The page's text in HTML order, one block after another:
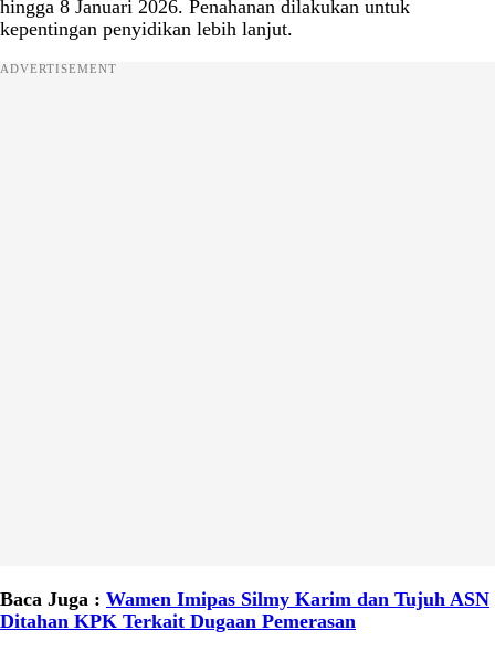
hingga 8 Januari 2026. Penahanan dilakukan untuk
kepentingan penyidikan lebih lanjut.
ADVERTISEMENT
Baca Juga : Wamen Imipas Silmy Karim dan Tujuh ASN
Ditahan KPK Terkait Dugaan Pemerasan